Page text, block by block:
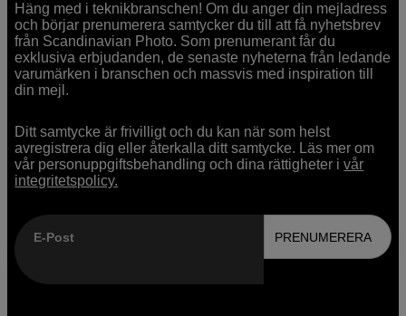
Häng med i teknikbranschen! Om du anger din mejladress
och börjar prenumerera samtycker du till att få nyhetsbrev
från Scandinavian Photo. Som prenumerant får du
exklusiva erbjudanden, de senaste nyheterna från ledande
varumärken i branschen och massvis med inspiration till
din mejl.
Ditt samtycke är frivilligt och du kan när som helst
avregistrera dig eller återkalla ditt samtycke. Läs mer om
vår personuppgiftsbehandling och dina rättigheter ivår
integritetspolicy.
E-Post PRENUMERERA